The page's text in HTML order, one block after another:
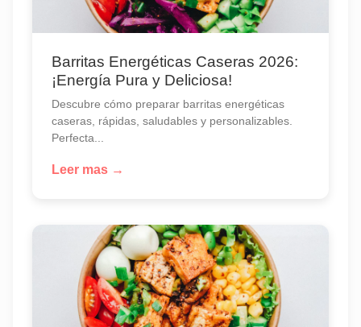
Barritas Energéticas Caseras 2026:
¡Energía Pura y Deliciosa!
Descubre cómo preparar barritas energéticas
caseras, rápidas, saludables y personalizables.
Perfecta...
Leer mas →